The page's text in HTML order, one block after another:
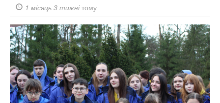
1 місяць 3 тижнітому